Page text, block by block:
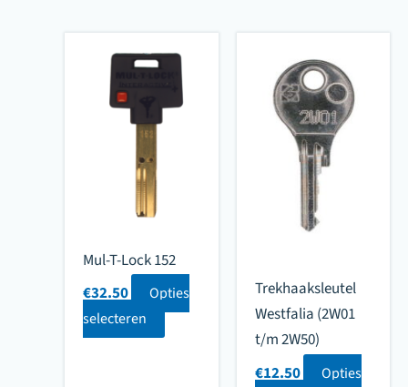
Mul-T-Lock 152
€32.50
Opties
selecteren
Trekhaaksleutel
Westfalia (2W01
t/m 2W50)
€12.50
Opties